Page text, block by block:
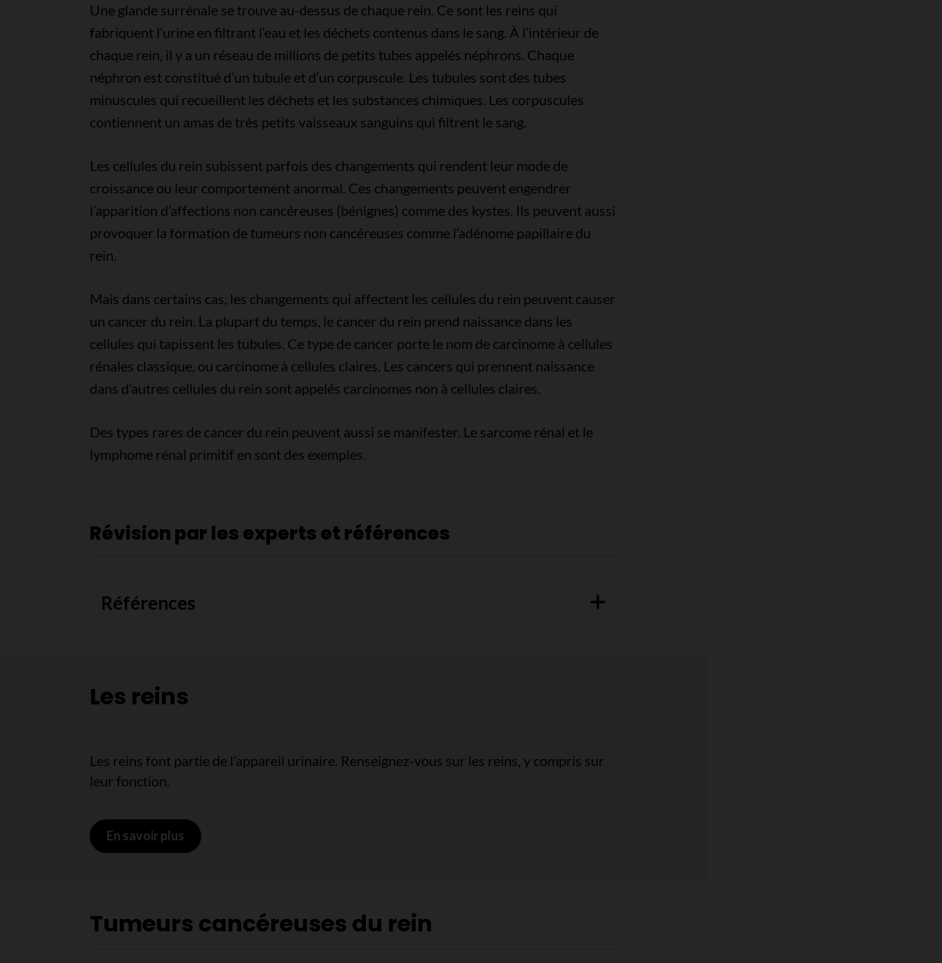
Une glande surrénale se trouve au-dessus de chaque rein. Ce sont les reins qui
fabriquent l’urine en filtrant l’eau et les déchets contenus dans le sang. À l’intérieur de
chaque rein, il y a un réseau de millions de petits tubes appelés néphrons. Chaque
néphron est constitué d’un tubule et d’un corpuscule. Les tubules sont des tubes
minuscules qui recueillent les déchets et les substances chimiques. Les corpuscules
contiennent un amas de très petits vaisseaux sanguins qui filtrent le sang.
Les cellules du rein subissent parfois des changements qui rendent leur mode de
croissance ou leur comportement anormal. Ces changements peuvent engendrer
l’apparition d’affections non cancéreuses (bénignes) comme des kystes. Ils peuvent aussi
provoquer la formation de tumeurs non cancéreuses comme l’adénome papillaire du
rein.
Mais dans certains cas, les changements qui affectent les cellules du rein peuvent causer
un cancer du rein. La plupart du temps, le cancer du rein prend naissance dans les
cellules qui tapissent les tubules. Ce type de cancer porte le nom de carcinome à cellules
rénales classique, ou carcinome à cellules claires. Les cancers qui prennent naissance
dans d’autres cellules du rein sont appelés carcinomes non à cellules claires.
Des types rares de cancer du rein peuvent aussi se manifester. Le sarcome rénal et le
lymphome rénal primitif en sont des exemples.
Révision par les experts et références
Références
Les reins
Les reins font partie de l’appareil urinaire. Renseignez-vous sur les reins, y compris sur
leur fonction.
En savoir plus sur Les reins
Tumeurs cancéreuses du rein